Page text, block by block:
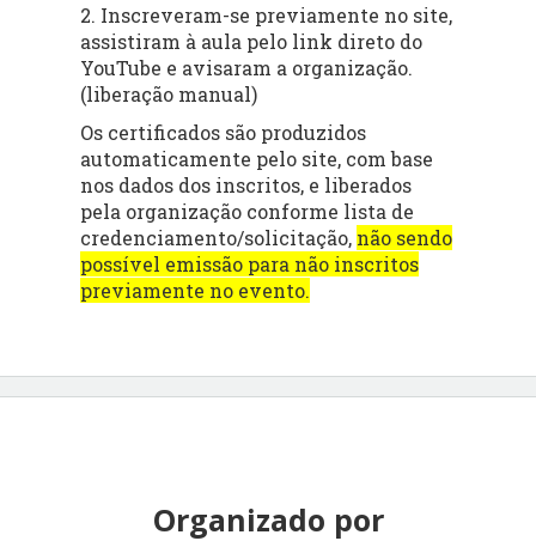
2. Inscreveram-se previamente no site,
assistiram à aula pelo link direto do
YouTube e avisaram a organização.
(liberação manual)
Os certificados são produzidos
automaticamente pelo site, com base
nos dados dos inscritos, e liberados
pela organização conforme lista de
credenciamento/solicitação, não sendo
possível emissão para não inscritos
previamente no evento.
Organizado por